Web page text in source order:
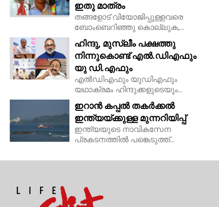
ഇതു മാത്രം
തങ്ങളോട് വിയോജിപ്പുള്ളവരെ
ബോംബെറിഞ്ഞു കൊല്ലുക,...
ഹിന്ദു, മുസ്ലീം പക്ഷത്തു
നിന്നുകൊണ്ട് എൽ.ഡിഎഫും
യു ഡി.എഫും
എൽഡിഎഫും യുഡിഎഫും
യഥാക്രമം ഹിന്ദുക്കളുടെയും...
ഇറാൻ കപ്പൽ തകർക്കൽ
ഇന്ത്യയ്ക്കുള്ള മുന്നറിയിപ്പ്
ഇന്ത്യയുടെ നാവികസേന
പ്രകടനത്തിൽ പങ്കെടുത്ത്...